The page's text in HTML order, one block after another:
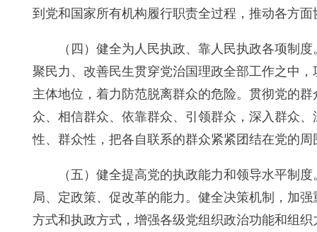
到党和国家所有机构履行职责全过程，推动各方
（四）健全为人民执政、靠人民执政各项制
聚民力、改善民生贯穿党治国理政全部工作之中
主体地位，着力防范脱离群众的危险。贯彻党的
众、相信群众、依靠群众、引领群众，深入群众
性、群众性，把各自联系的群众紧紧团结在党的周
（五）健全提高党的执政能力和领导水平制
局、定政策、促改革的能力。健全决策机制，加
方式和执政方式，增强各级党组织政治功能和组